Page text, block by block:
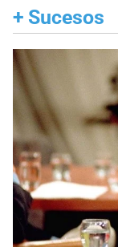
+ Sucesos